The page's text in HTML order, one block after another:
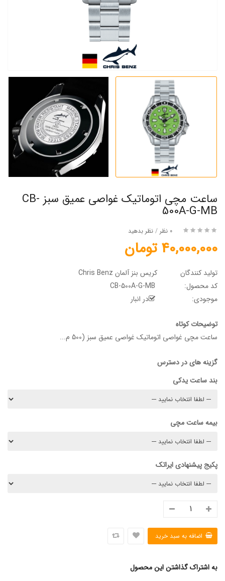
ساعت مچی اتوماتیک غواصی عمیق سبز CB-
500A-G-MB
0 نظر / نظر بدهید
40,000,000 تومان
تولید کنندگان
کریس بنز آلمان Chris Benz
کد محصول:
موجودی:
در انبار
توضیحات کوتاه
ساعت مچی غواصی اتوماتیک غواصی عمیق سبز (500 م...
گزینه های در دسترس
بند ساعت یدکی
بیمه ساعت مچی
پکیج پیشنهادی ایراتک
به اشتراک گذاشتن این محصول